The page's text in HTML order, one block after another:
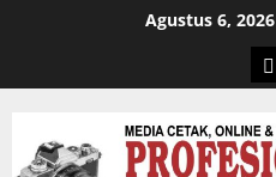
Agustus 6, 2026